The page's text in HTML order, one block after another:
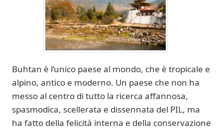
Buhtan è l’unico paese al mondo, che è tropicale e
alpino, antico e moderno. Un paese che non ha
messo al centro di tutto la ricerca affannosa,
spasmodica, scellerata e dissennata del PIL, ma
ha fatto della felicità interna e della conservazione